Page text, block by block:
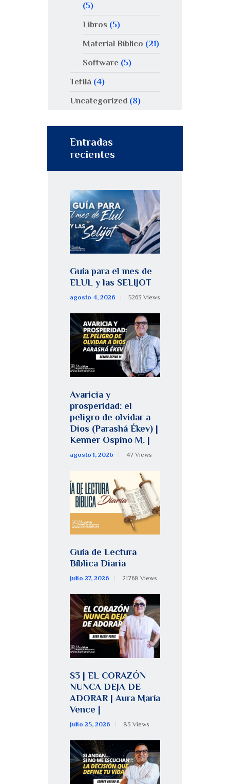
(5)
Libros (5)
Material Bíblico (21)
Software(5)
Tefilá (4)
Uncategorized (8)
Entradas
recientes
Guía para el mes de
ELUL y las SELIJOT
agosto 4, 2026 5263 Views
Avaricia y
prosperidad: el
peligro de olvidar a
Dios (Parashá Ékev) |
Kenner Ospino M. |
agosto 1, 2026 47 Views
Guía de Lectura
Bíblica Diaria
julio 27, 2026 21768 Views
S3 | EL CORAZÓN
NUNCA DEJA DE
ADORAR | Aura María
Vence |
julio 25, 2026 83 Views